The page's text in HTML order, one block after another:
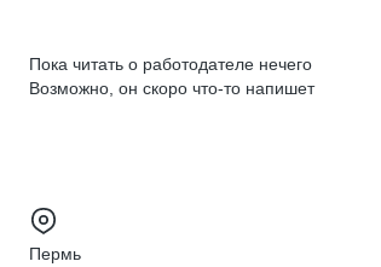
Пока читать о работодателе нечего
Возможно, он скоро что‑то напишет
Пермь